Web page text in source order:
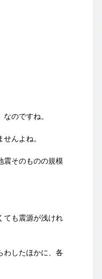
のですね。
んよね。
震そのものの規模
ても震源が浅けれ
わしたほかに、各